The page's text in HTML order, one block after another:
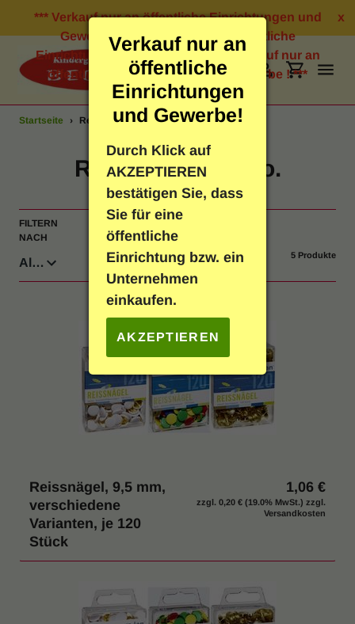
Verkauf nur an
öffentliche
Einrichtungen
und Gewerbe!
Durch Klick auf
AKZEPTIEREN
bestätigen Sie, dass
Sie für eine
öffentliche
Einrichtung bzw. ein
Unternehmen
einkaufen.
AKZEPTIEREN
Direkt
Inhalt
*** Verkauf nur an öffentliche Einrichtungen und
Gewerbe ! *** Verkauf nur an öffentliche
Einrichtungen und Gewerbe ! *** Verkauf nur an
öffentliche Einrichtungen und Gewerbe ! ***
x
SuchenEinloggen
Schreibwaren
Geschenkartikel
Spielen & Lernen
Indoor & Outdoor
% SALE
Katalog anfordern
Startseite › Reißnägel und Co.
S
l
g
Reißnägel und Co.
FILTERN
NACH
SORTIEREN
NACH
5 Produkte
Reissnägel, 9,5 mm,
verschiedene
Varianten, je 120
Stück
1,06 €
zzgl. 0,20 € (19.0% MwSt.) zzgl.
Versandkosten